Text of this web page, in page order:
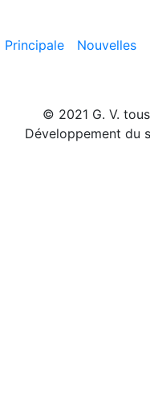
Principale Nouvelles
© 2021 G. V.
Développement du